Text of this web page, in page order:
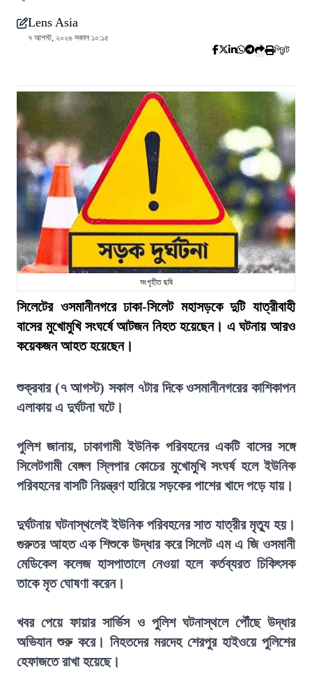
Lens Asia
৭ আগস্ট, ২০২৬ সকাল ১০:১৫
প্রিন্ট
সংগৃহীত ছবি
সিলেটের ওসমানীনগরে ঢাকা-সিলেট মহাসড়কে দুটি যাত্রীবাহী
বাসের মুখোমুখি সংঘর্ষে আটজন নিহত হয়েছেন। এ ঘটনায় আরও
কয়েকজন আহত হয়েছেন।
শুক্রবার (৭ আগস্ট) সকাল ৭টার দিকে ওসমানীনগরের কাশিকাপন
এলাকায় এ দুর্ঘটনা ঘটে।
পুলিশ জানায়, ঢাকাগামী ইউনিক পরিবহনের একটি বাসের সঙ্গে
সিলেটগামী বেঙ্গল স্লিপার কোচের মুখোমুখি সংঘর্ষ হলে ইউনিক
পরিবহনের বাসটি নিয়ন্ত্রণ হারিয়ে সড়কের পাশের খাদে পড়ে যায়।
দুর্ঘটনায় ঘটনাস্থলেই ইউনিক পরিবহনের সাত যাত্রীর মৃত্যু হয়।
গুরুতর আহত এক শিশুকে উদ্ধার করে সিলেট এম এ জি ওসমানী
মেডিকেল কলেজ হাসপাতালে নেওয়া হলে কর্তব্যরত চিকিৎসক
তাকে মৃত ঘোষণা করেন।
খবর পেয়ে ফায়ার সার্ভিস ও পুলিশ ঘটনাস্থলে পৌঁছে উদ্ধার
অভিযান শুরু করে। নিহতদের মরদেহ শেরপুর হাইওয়ে পুলিশের
হেফাজতে রাখা হয়েছে।